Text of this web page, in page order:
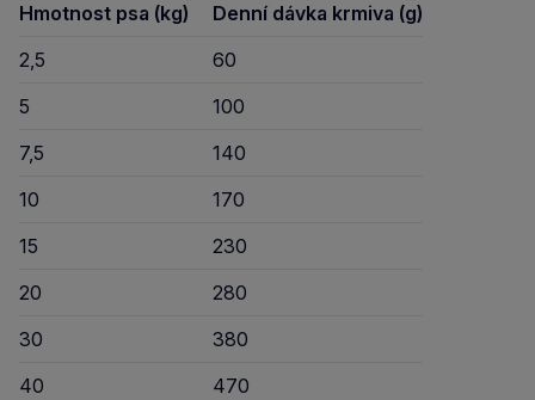
Hmotnost psa (kg)
Denní dávka krmiva (g)
2,5
60
5
100
7,5
140
10
170
15
230
20
280
30
380
40
470